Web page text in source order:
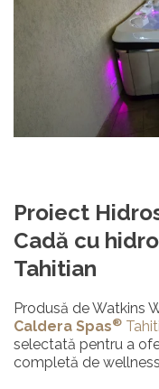
Proiect
Cadă cu
Tahitian
Produsă de Watkins
Caldera Spas®
selectată pentru a
completă de